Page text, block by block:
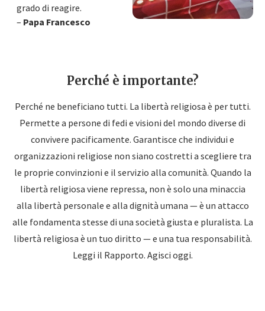
grado di reagire.
– Papa Francesco
Perché è importante?
Perché ne beneficiano tutti. La libertà religiosa è per tutti.
Permette a persone di fedi e visioni del mondo diverse di
convivere pacificamente. Garantisce che individui e
organizzazioni religiose non siano costretti a scegliere tra
le proprie convinzioni e il servizio alla comunità. Quando la
libertà religiosa viene repressa, non è solo una minaccia
alla libertà personale e alla dignità umana — è un attacco
alle fondamenta stesse di una società giusta e pluralista. La
libertà religiosa è un tuo diritto — e una tua responsabilità.
Leggi il Rapporto. Agisci oggi.